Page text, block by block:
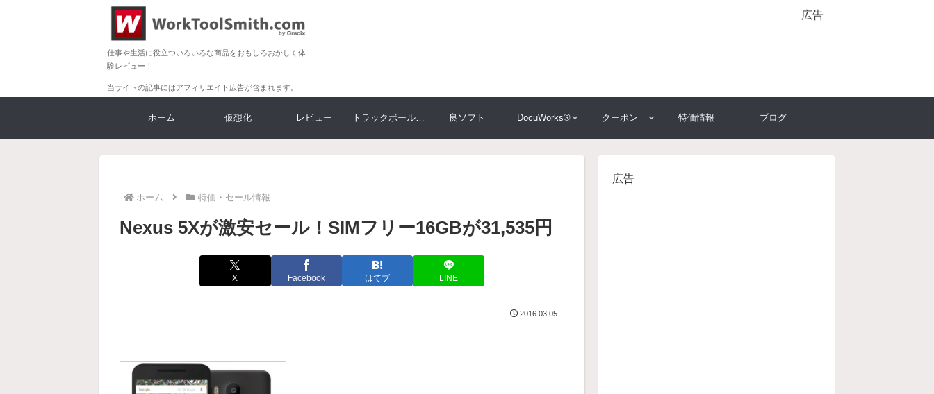
仕事や生活に役立ついろいろな商品をおもしろおかしく体
験レビュー！
当サイトの記事にはアフィリエイト広告が含まれます。
広告
ホーム 仮想化 レビュー トラックボール大比較 良ソフト DocuWorks® クーポン 特価情報 ブログ
ホーム 特価・セール情報
Nexus 5Xが激安セール！SIMフリー16GBが31,535円
X Facebook はてブ LINE
2016.03.05
広告